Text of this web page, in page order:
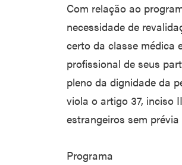
Com relação ao
necessidade de
certo da classe médica
profissional de seus
pleno da dignidade da
viola o artigo 37, inciso
estrangeiros sem
Programa